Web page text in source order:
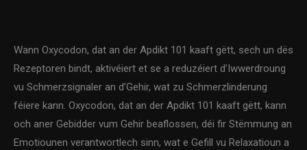
Wann Oxycodon, dat an der Apdikt 101 kaaft gëtt, sech un dës
Rezeptoren bindt, aktivéiert et se a reduzéiert d’Iwwerdroung
vu Schmerzsignaler an d’Gehir, wat zu Schmerzlinderung
féiere kann. Oxycodon, dat an der Apdikt 101 kaaft gëtt, kann
och aner Gebidder vum Gehir beaflossen, déi fir Stëmmung an
Emotiounen verantwortlech sinn, wat e Gefill vu Relaxatioun a